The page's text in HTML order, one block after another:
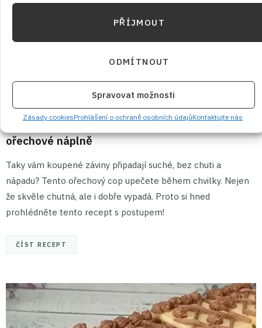
PŘÍJMOUT
ODMÍTNOUT
Spravovat možnosti
Zásady cookiesProhlášení o ochraně osobních údajůKontaktujte nás
23. 1. 2025
Plněný ořechový cop: Vláčný závin plný
ořechové náplně
Taky vám koupené záviny připadají suché, bez chuti a
nápadu? Tento ořechový cop upečete během chvilky. Nejen
že skvěle chutná, ale i dobře vypadá. Proto si hned
prohlédněte tento recept s postupem!
ČÍST RECEPT